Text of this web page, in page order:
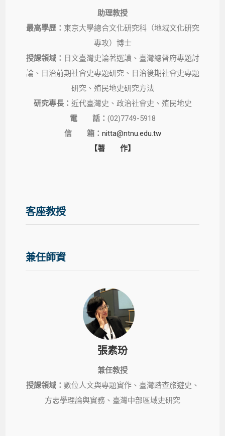
助理教授
最高學歷： 東京大學總合文化研究科（地域文化研究
專攻）博士
授課領域： 日文臺灣史論著選讀、臺灣總督府專題討
論、日治前期社會史專題研究、日治後期社會史專題
研究、殖民地史研究方法
研究專長： 近代臺灣史、政治社會史、殖民地史
電 話： (02)7749-5918
信 箱： nitta@ntnu.edu.tw
【著 作】
客座教授
兼任師資
張素玢
兼任教授
授課領域： 數位人文與專題實作、臺灣踏查旅遊史、
方志學理論與實務、臺灣中部區域史研究